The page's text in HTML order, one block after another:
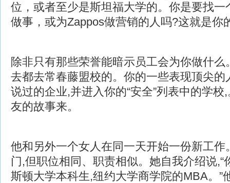
位，或者至少是斯坦福大学的。你是要找一
做事，或为Zappos做营销的人吗?这就是你
除非只有那些荣誉能暗示员工会为你做什
去都去常春藤盟校的。你的一些表现顶尖的
说过的企业,并进入你的“安全”列表中的学
友的故事来。
他和另外一个女人在同一天开始一份新工作
门,但职位相同、职责相似。她自我介绍说,“
斯顿大学本科生,纽约大学商学院的MBA。”